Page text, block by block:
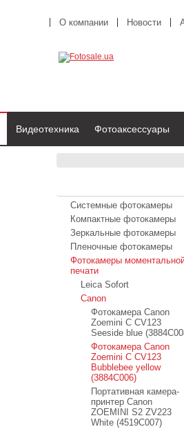
О компании Новости
Видеотехника Фотоаксессуары
Системные фотокамеры
Компактные фотокамеры
Зеркальные фотокамеры
Пленочные фотокамеры
Фотокамеры
печати
Leica Sofort
Canon
Фотокамера Canon
Zoemini C CV123
Seeside blue
Фотокамера Canon
Zoemini C CV123
Bubblebee yellow
(3884C006)
Портативная камера-
принтер Canon
ZOEMINI S2 ZV223
White (4519C007)